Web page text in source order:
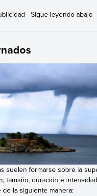
suelen formarse sobre la
tamaño, duración e
la siguiente manera: